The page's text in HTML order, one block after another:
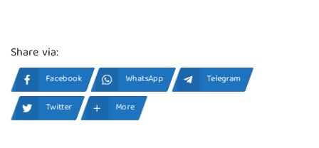
Share via:
Facebook WhatsApp
Telegram
Twitter
More